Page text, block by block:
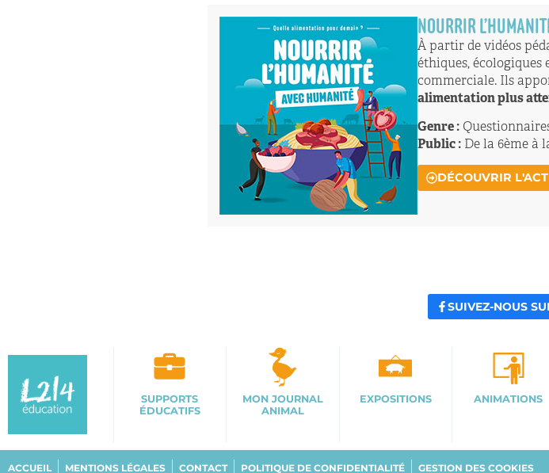
NOURRIR
À partir de vidéos
éthiques, écologiques
commerciale. Ils
alimentation plus
Genre :
Public : De la 6ème à
DÉCOUVRIR
SUIVEZ-NOUS
SUPPORTS
ÉDUCATIFS
MON JOURNAL
ANIMAL
EXPOSITIONS ANIMATIONS
ACCUEIL MENTIONS LÉGALES CONTACT POLITIQUE DE CONFIDENTIALITÉ GESTION DES COOKIES